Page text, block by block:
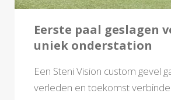
Eerste paal geslagen
uniek onderstation
Een Steni Vision custom gevel
verleden en toekomst